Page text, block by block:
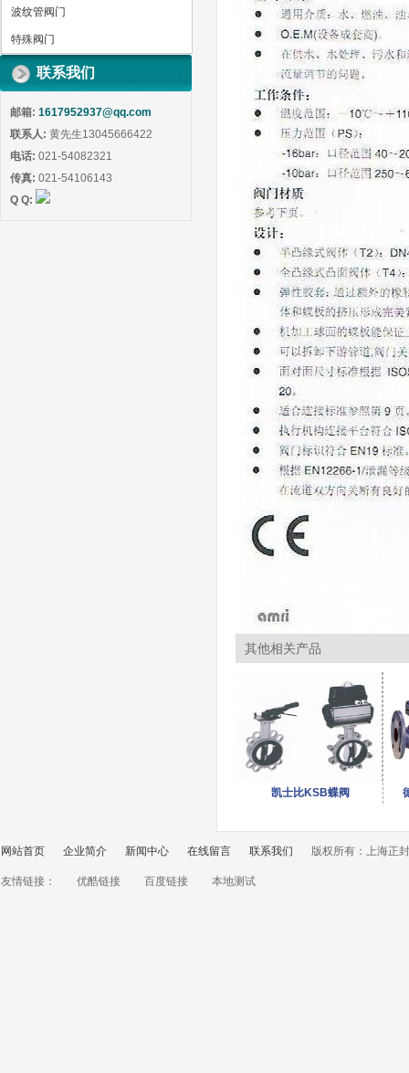
波纹管阀门
特殊阀门
联系我们
邮箱: 1617952937@qq.com
联系人: 黄先生13045666422
电话: 021-54082321
传真: 021-54106143
Q Q:
其他相关产品
凯士比KSB蝶阀
网站首页 企业简介 新闻中心 在线留言 联系我们 版权所有：上海正
友情链接： 优酷链接 百度链接 本地测试